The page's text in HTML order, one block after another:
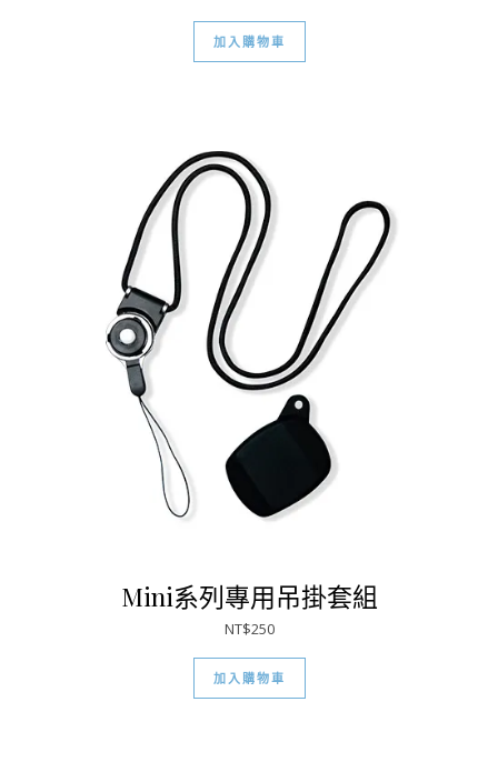
加入購物車
Mini系列專用吊掛套組
NT$250
加入購物車